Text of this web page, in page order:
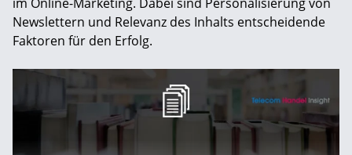
Newslettern und Relevanz des Inhalts entscheidende
Faktoren für den Erfolg.